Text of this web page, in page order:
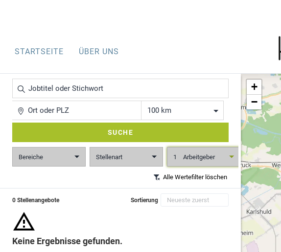
STARTSEITE ÜBER UNS
oder
Stichwort
SUCHE
Bereiche Stellenart 1 Arbeitgeber
Alle Wertefilter löschen
0 Stellenangebote Sortierung
Keine Ergebnisse gefunden.
+
−